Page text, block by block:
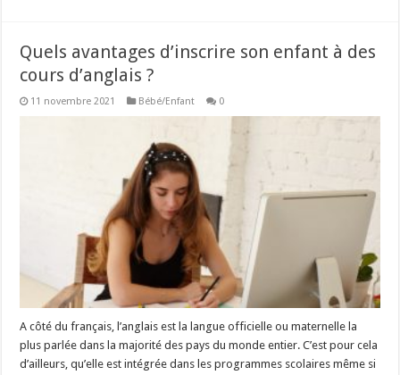
Quels avantages d’inscrire son enfant à des
cours d’anglais ?
11 novembre 2021 Bébé/Enfant 0
A côté du français, l’anglais est la langue officielle ou maternelle la
plus parlée dans la majorité des pays du monde entier. C’est pour cela
d’ailleurs, qu’elle est intégrée dans les programmes scolaires même si